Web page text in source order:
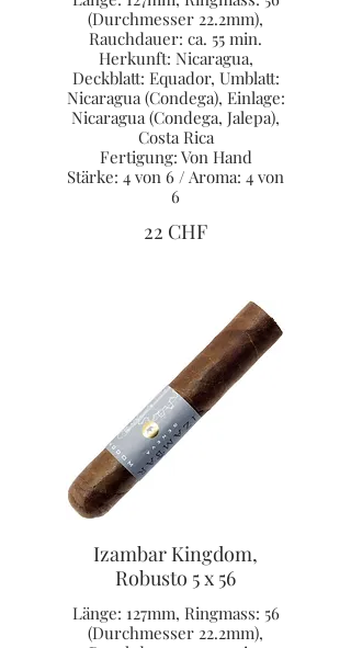
(Durchmesser 22.2mm),
Rauchdauer: ca. 55 min.
Herkunft: Nicaragua,
Deckblatt: Equador, Umblatt:
Nicaragua (Condega), Einlage:
Nicaragua (Condega, Jalepa),
Costa Rica
Fertigung: Von Hand
Stärke: 4 von 6 / Aroma: 4 von
6
22 CHF
Izambar Kingdom,
Robusto 5 x 56
Länge: 127mm, Ringmass: 56
(Durchmesser 22.2mm),